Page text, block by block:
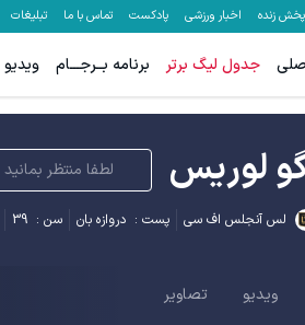
پخش زنده اخبار ورزشی پادکست تماس با ما تبلیغات
جدول لیگ برتر برنامه بــرجـــام ویدیو
لوریس لطفا منتظر بمانید
لس آنجلس اف سی پست : دروازه بان سن : 39
ویدیو تصاویر